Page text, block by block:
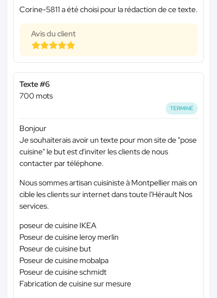
Corine-5811 a été choisi pour la rédaction de ce texte.
Avis du client
Texte #6
700 mots
TERMINÉ
Bonjour
Je souhaiterais avoir un texte pour mon site de "pose
cuisine" le but est d'inviter les clients de nous
contacter par téléphone.
Nous sommes artisan cuisiniste à Montpellier mais on
cible les clients sur internet dans toute l'Hérault Nos
services.
poseur de cuisine IKEA
Poseur de cuisine leroy merlin
Poseur de cuisine but
Poseur de cuisine mobalpa
Poseur de cuisine schmidt
Fabrication de cuisine sur mesure